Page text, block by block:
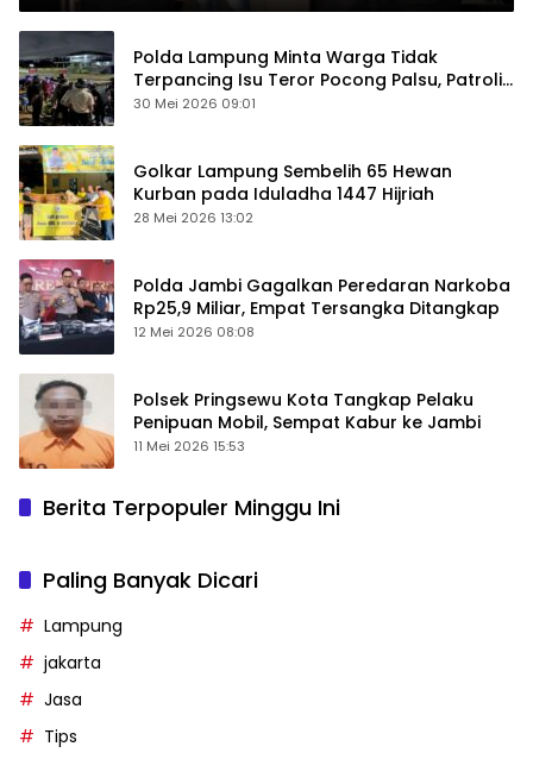
Polda Lampung Minta Warga Tidak
Terpancing Isu Teror Pocong Palsu, Patroli
Keamanan Ditingkatkan
30 Mei 2026 09:01
Golkar Lampung Sembelih 65 Hewan
Kurban pada Iduladha 1447 Hijriah
28 Mei 2026 13:02
Polda Jambi Gagalkan Peredaran Narkoba
Rp25,9 Miliar, Empat Tersangka Ditangkap
12 Mei 2026 08:08
Polsek Pringsewu Kota Tangkap Pelaku
Penipuan Mobil, Sempat Kabur ke Jambi
11 Mei 2026 15:53
Berita Terpopuler Minggu Ini
Paling Banyak Dicari
Lampung
jakarta
Jasa
Tips